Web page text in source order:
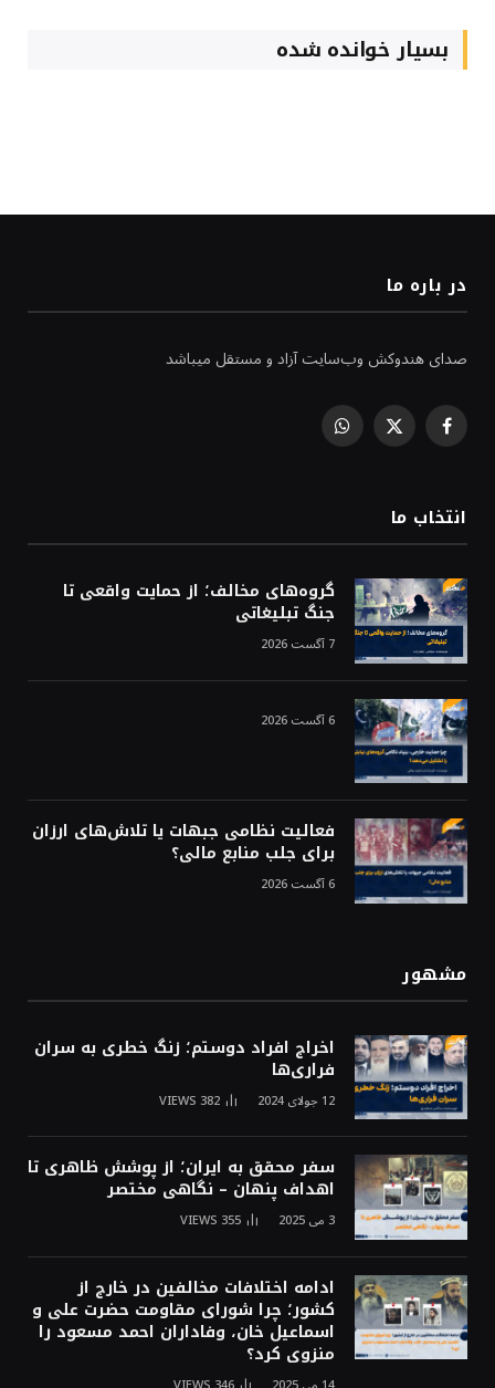
بسیار خوانده شده
در باره ما
صدای هندوکش وب‌سایت آزاد و مستقل میباشد
Facebook
X
WhatsApp
انتخاب ما
گروه‌های مخالف؛ از حمایت واقعی تا
جنگ تبلیغاتی
7 آگست 2026
6 آگست 2026
فعالیت نظامی جبهات یا تلاش‌های ارزان
برای جلب منابع مالی؟
6 آگست 2026
مشهور
اخراج افراد دوستم؛ زنگ خطری به سران
فراری‌ها
12 جولای 2024 382
VIEWS
سفر محقق به ایران؛ از پوشش ظاهری تا
اهداف پنهان – نگاهی مختصر
3 می 2025 355
VIEWS
ادامه اختلافات مخالفین در خارج از
کشور؛ چرا شورای مقاومت حضرت علی و
اسماعیل خان، وفاداران احمد مسعود را
منزوی کرد؟